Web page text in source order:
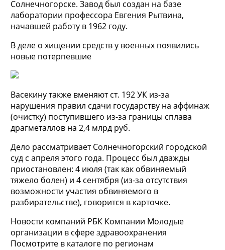
Солнечногорске. Завод был создан на базе
лаборатории профессора Евгения Рытвина,
начавшей работу в 1962 году.
В деле о хищении средств у военных появились
новые потерпевшие
Васекину также вменяют ст. 192 УК из-за
нарушения правил сдачи государству на аффинаж
(очистку) поступившего из-за границы сплава
драгметаллов на 2,4 млрд руб.
Дело рассматривает Солнечногорский городской
суд с апреля этого года. Процесс был дважды
приостановлен: 4 июля (так как обвиняемый
тяжело болен) и 4 сентября (из-за отсутствия
возможности участия обвиняемого в
разбирательстве), говорится в карточке.
Новости компаний РБК Компании Молодые
организации в сфере здравоохранения
Посмотрите в каталоге по регионам